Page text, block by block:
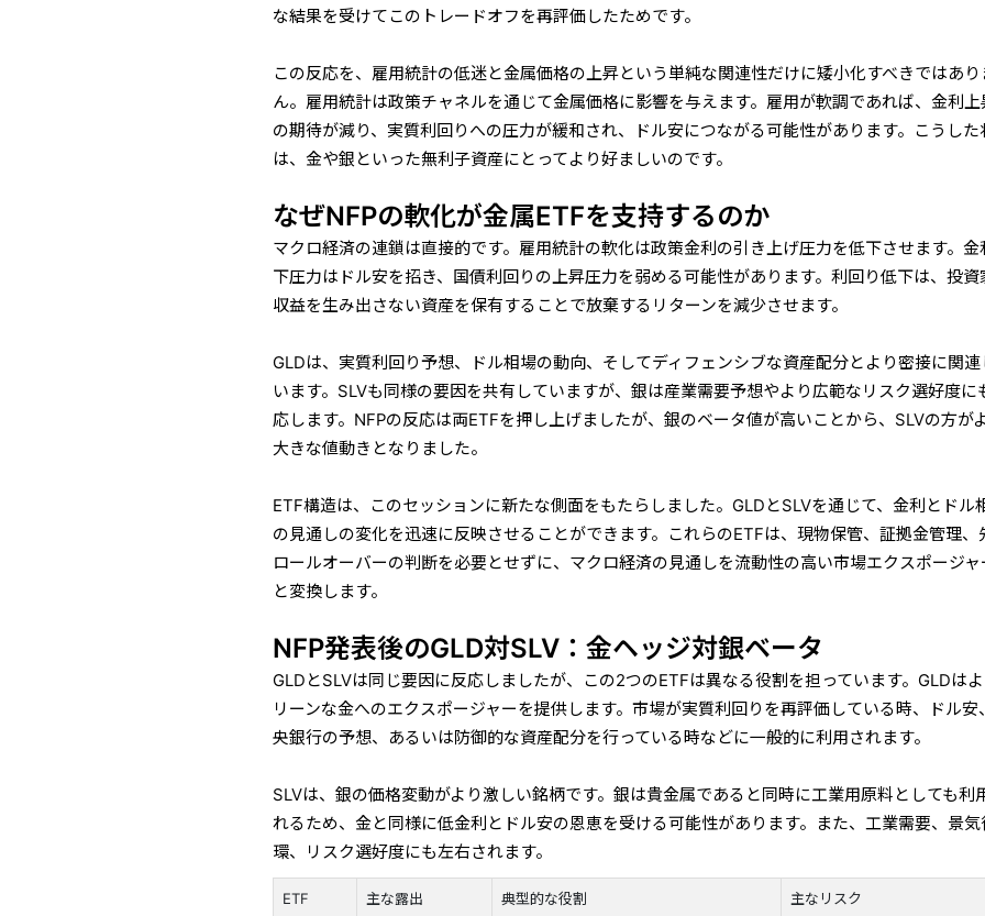
な結果を受けてこのトレードオフを再評価したためです。
この反応を、雇用統計の低迷と金属価格の上昇という単純な関連性だけに矮小化すべきではあり
ん。雇用統計は政策チャネルを通じて金属価格に影響を与えます。雇用が軟調であれば、金利上
の期待が減り、実質利回りへの圧力が緩和され、ドル安につながる可能性があります。こうした
は、金や銀といった無利子資産にとってより好ましいのです。
なぜNFPの軟化が金属ETFを支持するのか
マクロ経済の連鎖は直接的です。雇用統計の軟化は政策金利の引き上げ圧力を低下させます。金
下圧力はドル安を招き、国債利回りの上昇圧力を弱める可能性があります。利回り低下は、投資
収益を生み出さない資産を保有することで放棄するリターンを減少させます。
GLDは、実質利回り予想、ドル相場の動向、そしてディフェンシブな資産配分とより密接に関連
います。SLVも同様の要因を共有していますが、銀は産業需要予想やより広範なリスク選好度に
応します。NFPの反応は両ETFを押し上げましたが、銀のベータ値が高いことから、SLVの方が
大きな値動きとなりました。
ETF構造は、このセッションに新たな側面をもたらしました。GLDとSLVを通じて、金利とドル
の見通しの変化を迅速に反映させることができます。これらのETFは、現物保管、証拠金管理、
ロールオーバーの判断を必要とせずに、マクロ経済の見通しを流動性の高い市場エクスポージャ
と変換します。
NFP発表後のGLD対SLV：金ヘッジ対銀ベータ
GLDとSLVは同じ要因に反応しましたが、この2つのETFは異なる役割を担っています。GLDは
リーンな金へのエクスポージャーを提供します。市場が実質利回りを再評価している時、ドル安
央銀行の予想、あるいは防御的な資産配分を行っている時などに一般的に利用されます。
SLVは、銀の価格変動がより激しい銘柄です。銀は貴金属であると同時に工業用原料としても利
れるため、金と同様に低金利とドル安の恩恵を受ける可能性があります。また、工業需要、景気
環、リスク選好度にも左右されます。
ETF 主な露出 典型的な役割 主なリスク